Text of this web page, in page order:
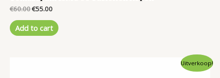
€60.00Original
was:
€60.00.
€55.00Current
is:
€55.00.
Add to cart
Uitverkoop!